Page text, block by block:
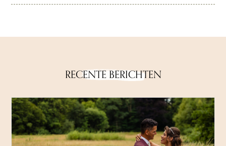
RECENTE BERICHTEN